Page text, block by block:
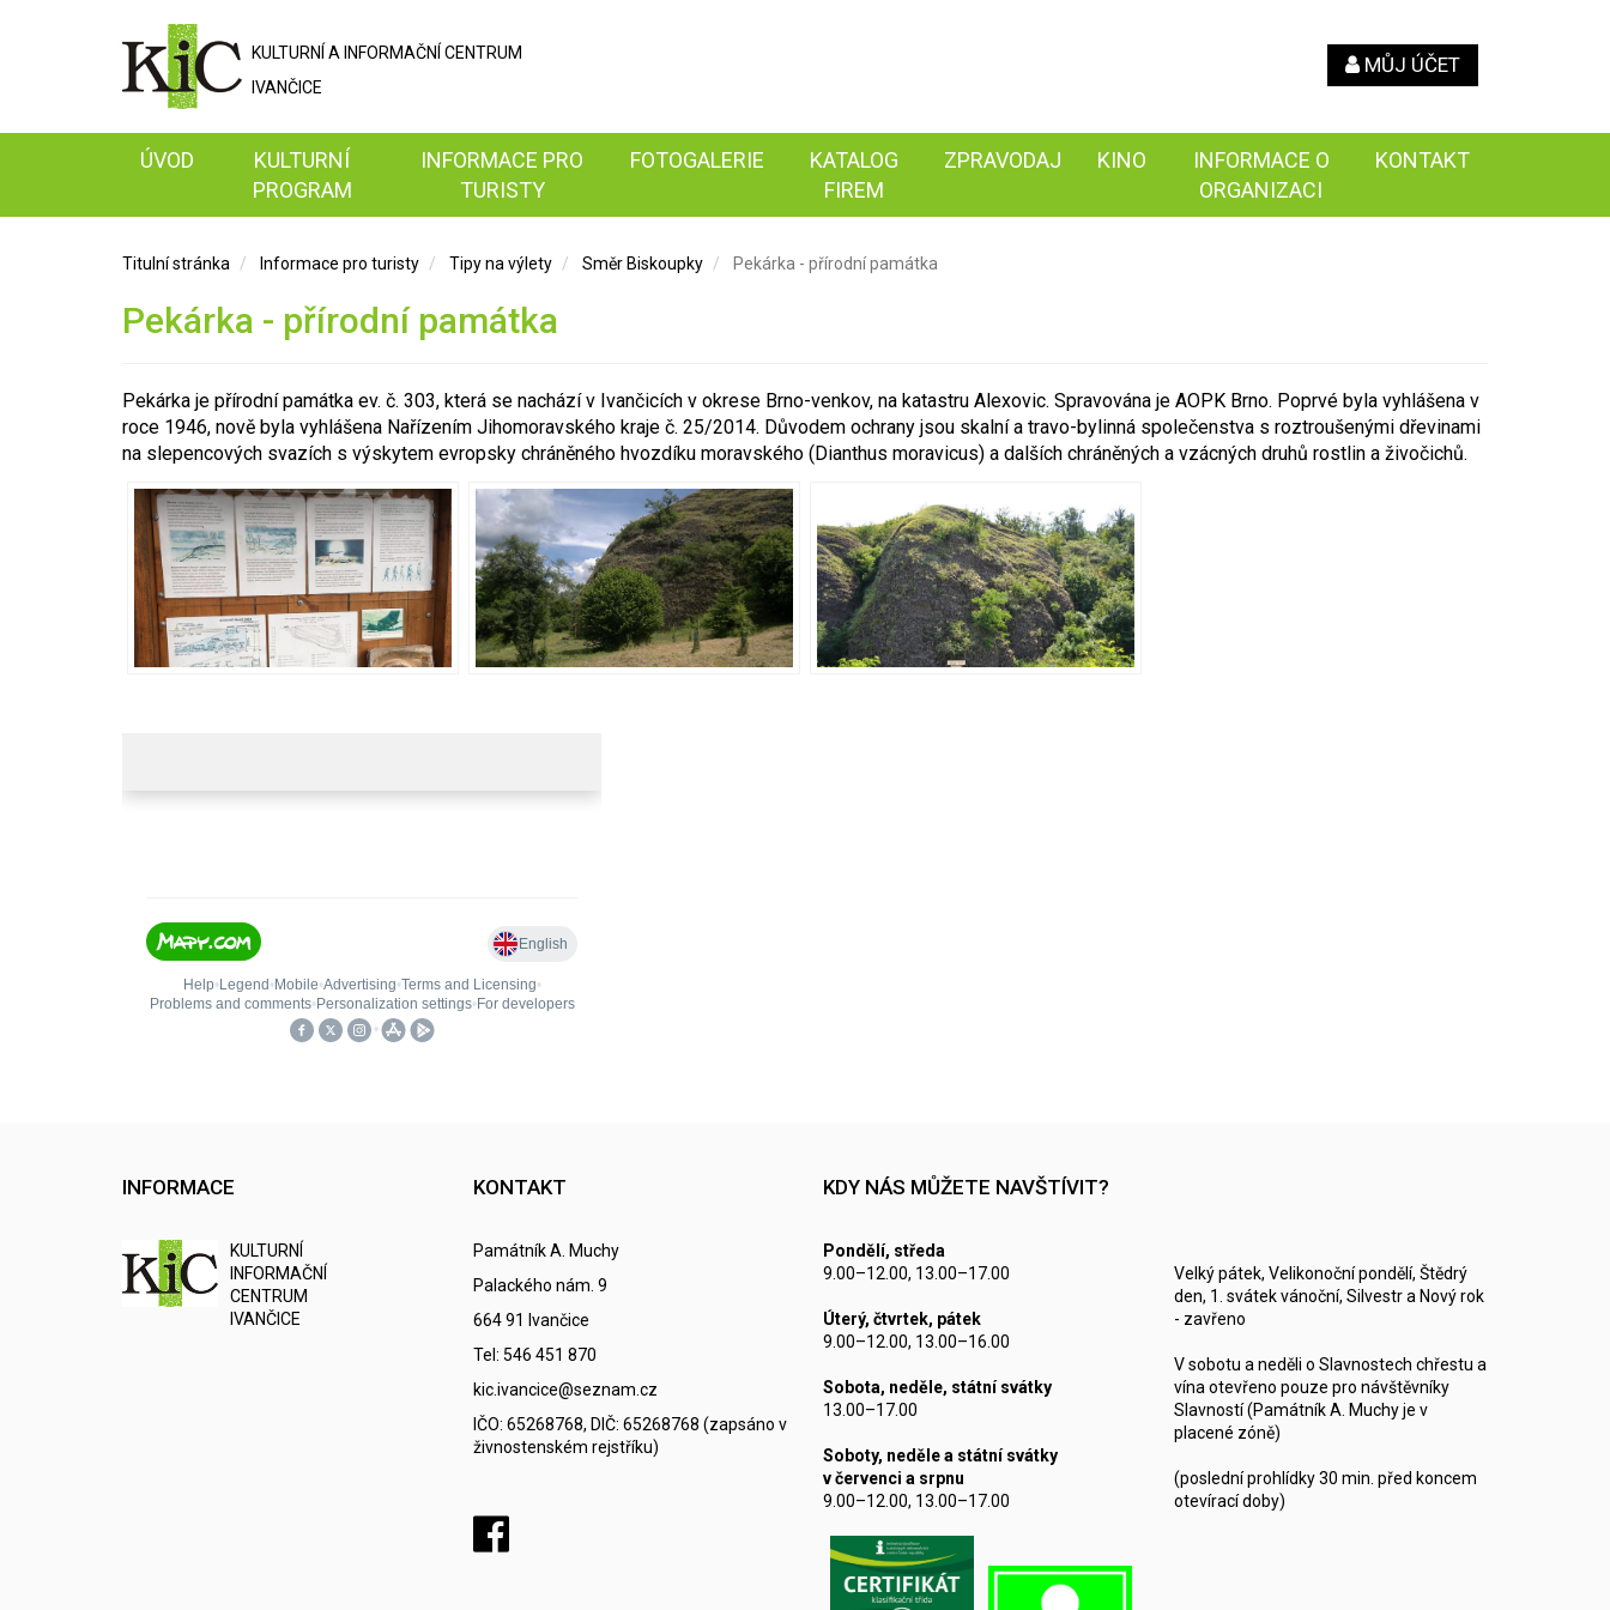
KULTURNÍ A INFORMAČNÍ CENTRUM
IVANČICE
MŮJ ÚČET
ÚVOD
KULTURNÍ
PROGRAM
INFORMACE PRO
TURISTY
FOTOGALERIE
KATALOG
FIREM
ZPRAVODAJ KINO
INFORMACE O
ORGANIZACI
KONTAKT
Titulní stránka Informace pro turisty Tipy na výlety Směr Biskoupky Pekárka - přírodní památka
Pekárka - přírodní památka
Pekárka je přírodní památka ev. č. 303, která se nachází v Ivančicích v okrese Brno-venkov, na katastru Alexovic. Spravována je AOPK Brno. Poprvé byla vyhlášena v
roce 1946, nově byla vyhlášena Nařízením Jihomoravského kraje č. 25/2014. Důvodem ochrany jsou skalní a travo-bylinná společenstva s roztroušenými dřevinami
na slepencových svazích s výskytem evropsky chráněného hvozdíku moravského (Dianthus moravicus) a dalších chráněných a vzácných druhů rostlin a živočichů.
INFORMACE
KULTURNÍ
NFORMAČNÍ
CENTRUM
IVANČICE
KONTAKT
Památník A. Muchy
Palackého nám. 9
664 91 Ivančice
Tel: 546 451 870
kic.ivancice@seznam.cz
IČO: 65268768, DIČ: 65268768 (zapsáno v
živnostenském rejstříku)
KDY NÁS MŮŽETE NAVŠTÍVIT?
Pondělí, středa
9.00–12.00, 13.00–17.00
Úterý, čtvrtek, pátek
9.00–12.00, 13.00–16.00
Sobota, neděle, státní svátky
13.00–17.00
Soboty, neděle a státní svátky
v červenci a srpnu
9.00–12.00, 13.00–17.00
Velký pátek, Velikonoční pondělí, Štědrý
den, 1. svátek vánoční, Silvestr a Nový rok
- zavřeno
V sobotu a neděli o Slavnostech chřestu a
vína otevřeno pouze pro návštěvníky
Slavností (Památník A. Muchy je v
placené zóně)
(poslední prohlídky 30 min. před koncem
otevírací doby)